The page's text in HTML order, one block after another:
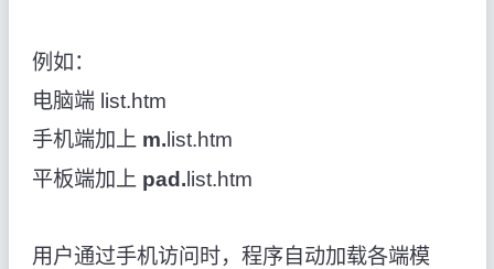
例如：
电脑端 list.htm
手机端加上 m. list.htm
平板端加上 pad.list.htm
用户通过手机访问时，程序自动加载各端模